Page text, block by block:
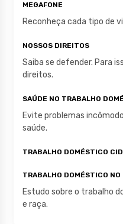
MEGAFONE
Reconheça cada tipo de
NOSSOS DIREITOS
Saiba se defender. Para
direitos.
SAÚDE NO TRABALHO
Evite problemas
saúde.
TRABALHO DOMÉSTICO
TRABALHO DOMÉSTICO NO
Estudo sobre o trabalho
e raça.